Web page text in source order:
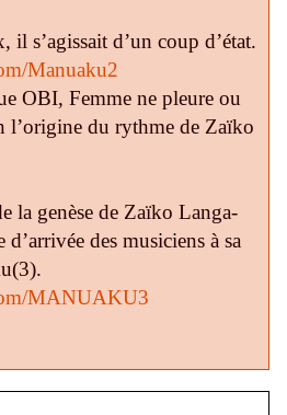
il s’agissait d’un coup d’état.
Manuaku2
OBI, Femme ne pleure ou
l’origine du rythme de Zaïko
la genèse de Zaïko Langa-
des musiciens à sa
MANUAKU3